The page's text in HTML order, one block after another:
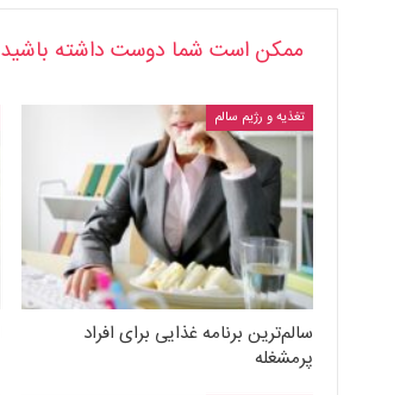
ممکن است شما دوست داشته باشید
تغذیه و رژیم سالم
سالم‌ترین برنامه غذایی برای افراد
پرمشغله